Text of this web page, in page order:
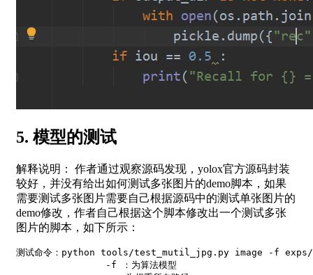
5. 模型的测试
解释说明： 作者通过观察源码发现，yolox官方源码封装
较好，并没有给出如何测试多张图片的demo脚本，如果
需要测试多张图片需要自己根据源码中的测试单张图片的
demo修改，作者自己根据这个脚本修改出一个测试多张
图片的脚本，如下所示：
测试命令：python tools/test_mutil_jpg.py image -f